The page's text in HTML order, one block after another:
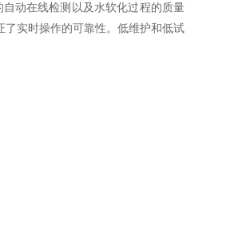
动在线检测以及水软化过程的质量
实时操作的可靠性。低维护和低试